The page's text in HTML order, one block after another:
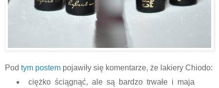
Pod tym postem pojawiły się komentarze, że lakiery Chiodo:
ciężko ściągnąć, ale są bardzo trwałe i maja